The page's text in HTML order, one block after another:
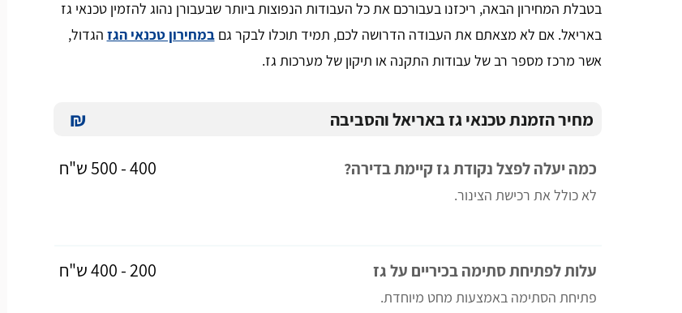
בטבלת המחירון הבאה, ריכזנו בעבורכם את כל העבודות הנפוצות ביותר שבעבורן נהוג להזמין טכנאי גז
באריאל. אם לא מצאתם את העבודה הדרושה לכם, תמיד תוכלו לבקר גםבמחירון טכנאי הגז הגדול,
אשר מרכז מספר רב של עבודות התקנה או תיקון של מערכות גז.
₪ מחיר הזמנת טכנאי גז באריאל והסביבה
כמה יעלה לפצל נקודת גז קיימת בדירה?
לא כולל את רכישת הצינור.
400 - 500 ש"ח
עלות לפתיחת סתימה בכיריים על גז
פתיחת הסתימה באמצעות מחט מיוחדת.
200 - 400 ש"ח